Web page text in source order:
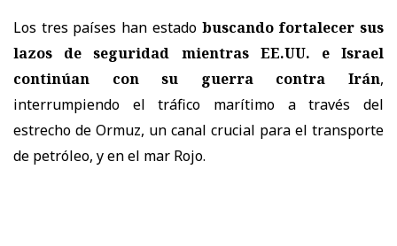
Los tres países han estado buscando fortalecer sus
lazos de seguridad mientras EE.UU. e Israel
continúan con su guerra contra Irán,
interrumpiendo el tráfico marítimo a través del
estrecho de Ormuz, un canal crucial para el transporte
de petróleo, y en el mar Rojo.